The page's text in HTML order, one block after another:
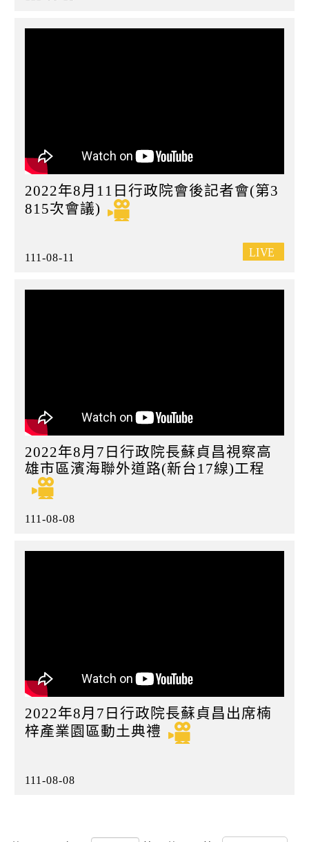
2022年8月11日行政院會後記者會(第3
815次會議)
111-08-11
2022年8月7日行政院長蘇貞昌視察高
雄市區濱海聯外道路(新台17線)工程
111-08-08
2022年8月7日行政院長蘇貞昌出席楠
梓產業園區動土典禮
111-08-08